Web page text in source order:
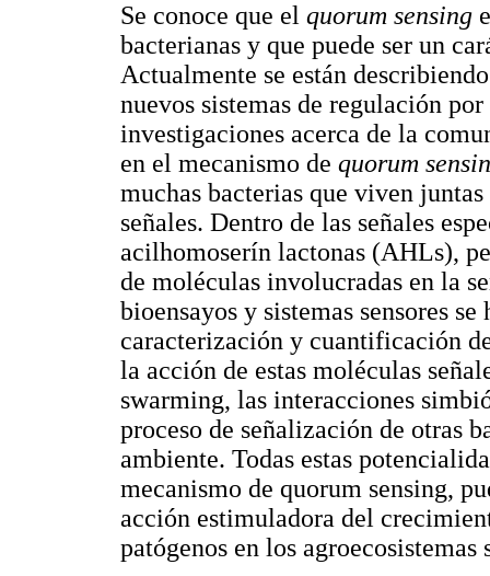
Se conoce que el quorum sensing
bacterianas y que puede ser un
Actualmente se están
nuevos sistemas de regulación por
investigaciones acerca de la
en el mecanismo de quorum
muchas bacterias que viven
señales. Dentro de las señales
acilhomoserín lactonas (AHLs),
de moléculas involucradas en la
bioensayos y sistemas sensores
caracterización y cuantificación
la acción de estas moléculas
swarming, las interacciones
proceso de señalización de otras
ambiente. Todas estas
mecanismo de quorum sensing,
acción estimuladora del
patógenos en los agroecosistemas